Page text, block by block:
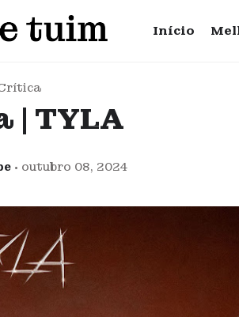
Início
| TYLA
• outubro 08, 2024